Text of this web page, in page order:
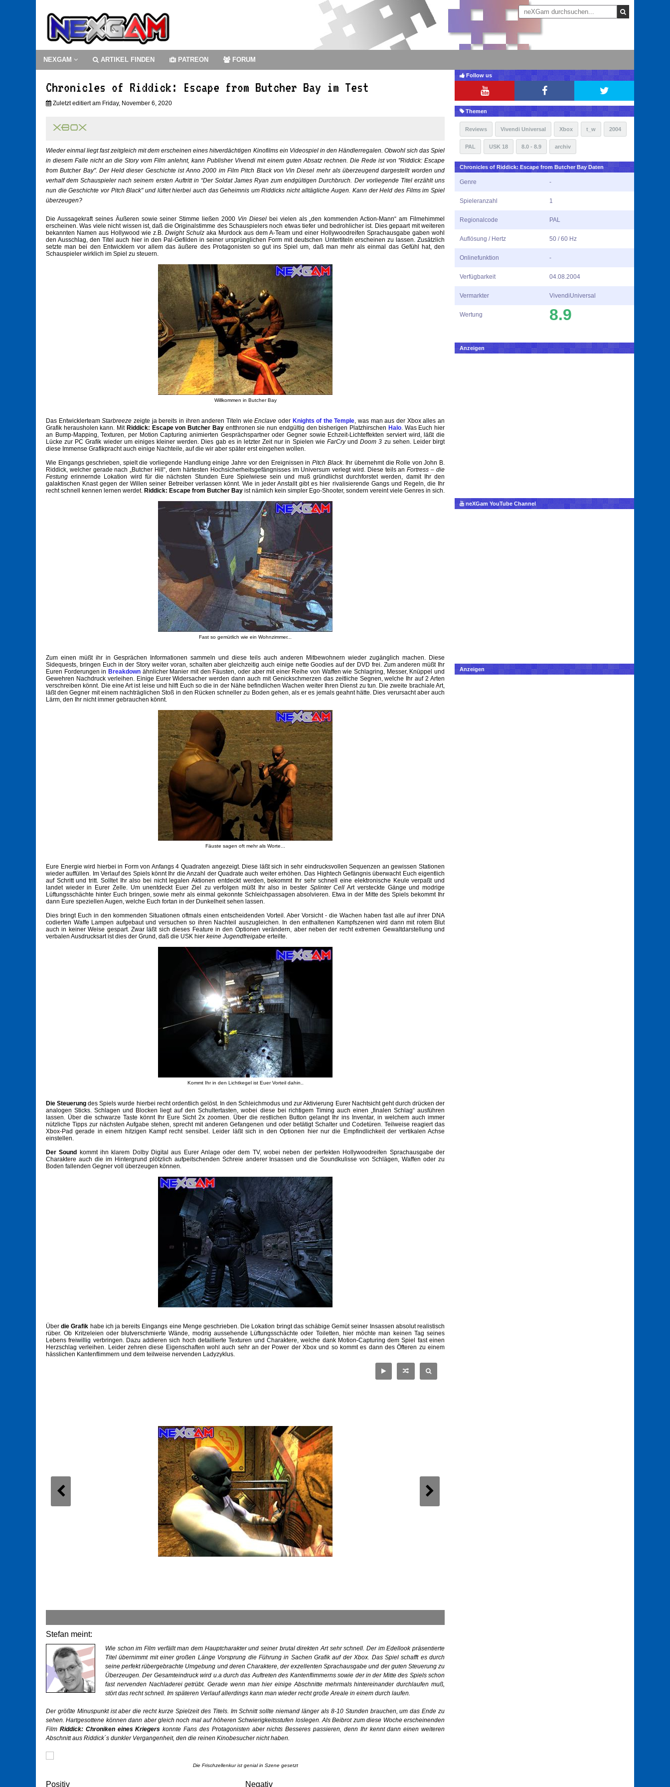
NEXGAM ARTIKEL FINDEN PATREON FORUM
Chronicles of Riddick: Escape from Butcher Bay im Test
Zuletzt editiert am Friday, November 6, 2020
Wieder einmal liegt fast zeitgleich mit dem erscheinen eines hitverdächtigen Kinofilms ein Videospiel in den Händlerregalen. Obwohl sich das Spiel
in diesem Falle nicht an die Story vom Film anlehnt, kann Publisher Vivendi mit einem guten Absatz rechnen. Die Rede ist von "Riddick: Escape
from Butcher Bay". Der Held dieser Geschichte ist Anno 2000 im Film Pitch Black von Vin Diesel mehr als überzeugend dargestellt worden und
verhalf dem Schauspieler nach seinem ersten Auftritt in “Der Soldat James Ryan zum endgültigen Durchbruch. Der vorliegende Titel erzählt uns
nun die Geschichte vor Pitch Black" und lüftet hierbei auch das Geheimnis um Riddicks nicht alltägliche Augen. Kann der Held des Films im Spiel
überzeugen?
Die Aussagekraft seines Äußeren sowie seiner Stimme ließen 2000 Vin Dieselbei vielen als „den kommenden Action-Mann“ am Filmehimmel
erscheinen. Was viele nicht wissen ist, daß die Originalstimme des Schauspielers noch etwas tiefer und bedrohlicher ist. Dies gepaart mit weiteren
bekannten Namen aus Hollywood wie z.B. Dwight Schulz aka Murdock aus dem A-Team und einer Hollywoodreifen Sprachausgabe gaben wohl
den Ausschlag, den Titel auch hier in den Pal-Gefilden in seiner ursprünglichen Form mit deutschen Untertiteln erscheinen zu lassen. Zusätzlich
setzte man bei den Entwicklern vor allem das äußere des Protagonisten so gut ins Spiel um, daß man mehr als einmal das Gefühl hat, den
Schauspieler wirklich im Spiel zu steuern.
Willkommen in Butcher Bay
Das EntwicklerteamStarbreeze zeigte ja bereits in ihren anderen Titeln wieEnclave oder Knights of the Temple, was man aus der Xbox alles an
Grafik herausholen kann. Mit Riddick: Escape von Butcher Bayentthronen sie nun endgültig den bisherigen Platzhirschen Halo. Was Euch hier
an Bump-Mapping, Texturen, per Motion Capturing animierten Gesprächspartner oder Gegner sowie Echzeit-Lichteffekten serviert wird, läßt die
Lücke zur PC Grafik wieder um einiges kleiner werden. Dies gab es in letzter Zeit nur in Spielen wie FarCryundDoom 3 zu sehen. Leider birgt
diese Immense Grafikpracht auch einige Nachteile, auf die wir aber später erst eingehen wollen.
Wie Eingangs geschrieben, spielt die vorliegende Handlung einige Jahre vor den Ereignissen inPitch Black. Ihr übernehmt die Rolle von John B.
Riddick, welcher gerade nach „Butcher Hill“, dem härtesten Hochsicherheitsgefängnisses im Universum verlegt wird. Diese teils anFortress – die
Festung erinnernde Lokation wird für die nächsten Stunden Eure Spielwiese sein und muß gründlichst durchforstet werden, damit Ihr den
galaktischen Knast gegen der Willen seiner Betreiber verlassen könnt. Wie in jeder Anstallt gibt es hier rivalisierende Gangs und Regeln, die Ihr
recht schnell kennen lernen werdet. Riddick: Escape from Butcher Bay ist nämlich kein simpler Ego-Shooter, sondern vereint viele Genres in sich.
Fast so gemütlich wie ein Wohnzimmer...
Zum einen müßt ihr in Gesprächen Informationen sammeln und diese teils auch anderen Mitbewohnern wieder zugänglich machen. Diese
Sidequests, bringen Euch in der Story weiter voran, schalten aber gleichzeitig auch einige nette Goodies auf der DVD frei. Zum anderen müßt Ihr
Euren Forderungen in Breakdownähnlicher Manier mit den Fäusten, oder aber mit einer Reihe von Waffen wie Schlagring, Messer, Knüppel und
Gewehren Nachdruck verleihen. Einige Eurer Widersacher werden dann auch mit Genickschmerzen das zeitliche Segnen, welche Ihr auf 2 Arten
verschreiben könnt. Die eine Art ist leise und hilft Euch so die in der Nähe befindlichen Wachen weiter Ihren Dienst zu tun. Die zweite brachiale Art,
läßt den Gegner mit einem nachträglichen Stoß in den Rücken schneller zu Boden gehen, als er es jemals geahnt hätte. Dies verursacht aber auch
Lärm, den Ihr nicht immer gebrauchen könnt.
Fäuste sagen oft mehr als Worte...
Eure Energie wird hierbei in Form von Anfangs 4 Quadraten angezeigt. Diese läßt sich in sehr eindrucksvollen Sequenzen an gewissen Stationen
wieder auffüllen. Im Verlauf des Spiels könnt Ihr die Anzahl der Quadrate auch weiter erhöhen. Das Hightech Gefängnis überwacht Euch eigentlich
auf Schritt und tritt. Solltet Ihr also bei nicht legalen Aktionen entdeckt werden, bekommt Ihr sehr schnell eine elektronische Keule verpaßt und
landet wieder in Eurer Zelle. Um unentdeckt Euer Ziel zu verfolgen müßt Ihr also in bester Splinter Cell Art versteckte Gänge und modrige
Lüftungsschächte hinter Euch bringen, sowie mehr als einmal gekonnte Schleichpassagen absolvieren. Etwa in der Mitte des Spiels bekommt Ihr
dann Eure speziellen Augen, welche Euch fortan in der Dunkelheit sehen lassen.
Dies bringt Euch in den kommenden Situationen oftmals einen entscheidenden Vorteil. Aber Vorsicht - die Wachen haben fast alle auf ihrer DNA
codierten Waffe Lampen aufgebaut und versuchen so ihren Nachteil auszugleichen. In den enthaltenen Kampfszenen wird dann mit rotem Blut
auch in keiner Weise gespart. Zwar läßt sich dieses Feature in den Optionen verändern, aber neben der recht extremen Gewaltdarstellung und
verbalen Ausdrucksart ist dies der Grund, daß die USK hier keine Jugendfreigabe erteilte.
Kommt Ihr in den Lichtkegel ist Euer Vorteil dahin..
Die Steuerung des Spiels wurde hierbei recht ordentlich gelöst. In den Schleichmodus und zur Aktivierung Eurer Nachtsicht geht durch drücken der
analogen Sticks. Schlagen und Blocken liegt auf den Schultertasten, wobei diese bei richtigem Timing auch einen „finalen Schlag“ ausführen
lassen. Über die schwarze Taste könnt Ihr Eure Sicht 2x zoomen. Über die restlichen Button gelangt Ihr ins Inventar, in welchem auch immer
nützliche Tipps zur nächsten Aufgabe stehen, sprecht mit anderen Gefangenen und oder betätigt Schalter und Codetüren. Teilweise reagiert das
Xbox-Pad gerade in einem hitzigen Kampf recht sensibel. Leider läßt sich in den Optionen hier nur die Empfindlichkeit der vertikalen Achse
einstellen.
Der Sound
kommt ihn klarem Dolby Digital aus Eurer Anlage oder dem TV, wobei neben der perfekten Hollywoodreifen Sprachausgabe der
Charaktere auch die im Hintergrund plötzlich aufpeitschenden Schreie anderer Insassen und die Soundkulisse von Schlägen, Waffen oder zu
Boden fallenden Gegner voll überzeugen können.
Überdie Grafik habe ich ja bereits Eingangs eine Menge geschrieben. Die Lokation bringt das schäbige Gemüt seiner Insassen absolut realistisch
rüber. Ob Kritzeleien oder blutverschmierte Wände, modrig aussehende Lüftungsschächte oder Toiletten, hier möchte man keinen Tag seines
Lebens freiwillig verbringen. Dazu addieren sich hoch detaillierte Texturen und Charaktere, welche dank Motion-Capturing dem Spiel fast einen
Herzschlag verleihen. Leider zehren diese Eigenschaften wohl auch sehr an der Power der Xbox und so kommt es dann des Öfteren zu einem
hässlichen Kantenflimmern und dem teilweise nervenden Ladyzyklus.
Stefan meint:
Wie schon im Film verfällt man dem Hauptcharakter und seiner brutal direkten Art sehr schnell. Der im Edellook präsentierte
Titel übernimmt mit einer großen Länge Vorsprung die Führung in Sachen Grafik auf der Xbox. Das Spiel schafft es durch
seine perfekt rübergebrachte Umgebung und deren Charaktere, der exzellenten Sprachausgabe und der guten Steuerung zu
Überzeugen. Der Gesamteindruck wird u.a durch das Auftreten des Kantenflimmerns sowie der in der Mitte des Spiels schon
fast nervenden Nachladerei getrübt. Gerade wenn man hier einige Abschnitte mehrmals hintereinander durchlaufen muß,
stört das recht schnell. Im späteren Verlauf allerdings kann man wieder recht große Areale in einem durch laufen.
Der größte Minuspunkt ist aber die recht kurze Spielzeit des Titels. Im Schnitt sollte niemand länger als 8-10 Stunden brauchen, um das Ende zu
sehen. Hartgesottene können dann aber gleich noch mal auf höheren Schwierigkeitsstufen loslegen. Als Beibrot zum diese Woche erscheinenden
Film Riddick: Chroniken eines Kriegers konnte Fans des Protagonisten aber nichts Besseres passieren, denn Ihr kennt dann einen weiteren
Abschnitt aus Riddick´s dunkler Vergangenheit, den die reinen Kinobesucher nicht haben.
Die Frischzellenkur ist genial in Szene gesetzt
Positiv Negativ
Follow us
Themen
Reviews Vivendi Universal Xbox t_w 2004
PAL USK 18 8.0 - 8.9 archiv
Chronicles of Riddick: Escape from Butcher Bay Daten
Genre -
Spieleranzahl 1
Regionalcode PAL
Auflösung / Hertz 50 / 60 Hz
Onlinefunktion -
Verfügbarkeit 04.08.2004
Vermarkter VivendiUniversal
Wertung 8.9
Anzeigen
neXGam YouTube Channel
Anzeigen